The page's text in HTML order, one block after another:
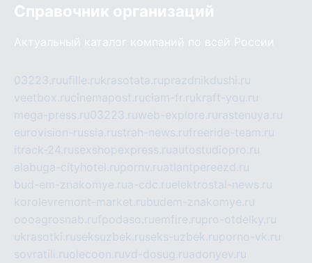
Справочник организаций
Актуальный каталог компаний по всей России
03223.ruufille.rukrasotata.ruprazdnikdushi.ru
veetbox.rucinemapost.ruciam-fr.rukraft-you.ru
mega-press.ru03223.ruweb-explore.ru rastenuya.ru
eurovision-russia.rustrah-news.rufreeride-team.ru
itrack-24.rusexshopexpress.ruautostudiopro.ru
alabuga-cityhotel.rupornv.ruatlantpereezd.ru
bud-em-znakomye.rua-cdc.ruelektrostal-news.ru
korolevremont-market.rubudem-znakomye.ru
oooagrosnab.rufpodaso.ruemfire.rupro-otdelky.ru
ukrasotki.ruseksuzbek.ruseks-uzbek.ruporno-vk.ru
sovratili.ruolecoon.ruvd-dosug.ruadonyev.ru